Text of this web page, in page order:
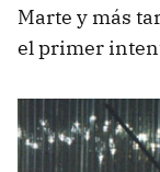
Marte y más
el primer